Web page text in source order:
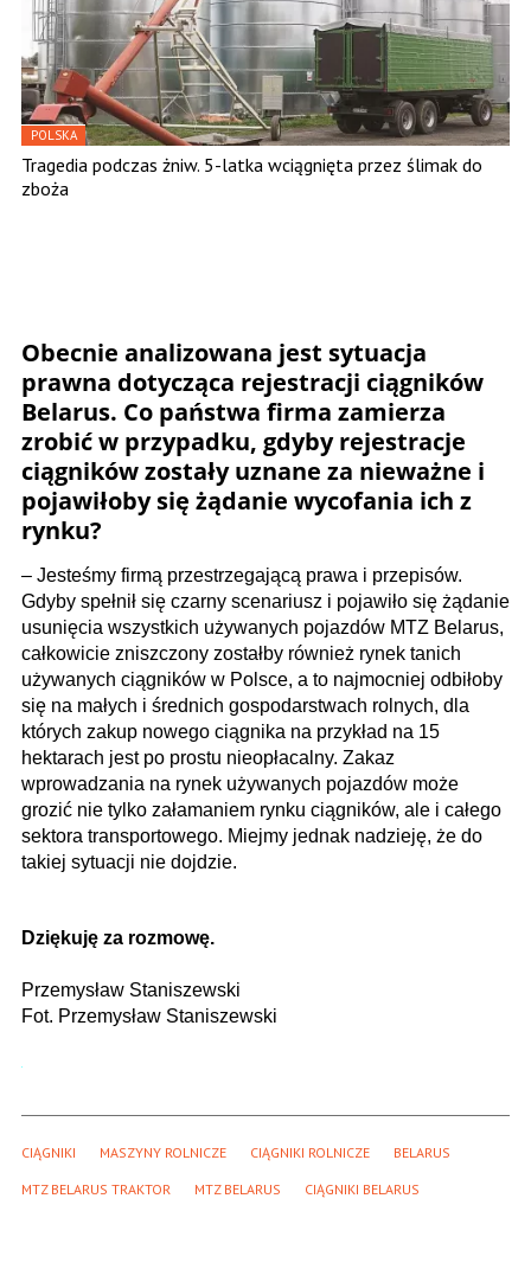
POLSKA
Tragedia podczas żniw. 5-latka wciągnięta przez ślimak do
zboża
Obecnie analizowana jest sytuacja
prawna dotycząca rejestracji ciągników
Belarus. Co państwa firma zamierza
zrobić w przypadku, gdyby rejestracje
ciągników zostały uznane za nieważne i
pojawiłoby się żądanie wycofania ich z
rynku?
– Jesteśmy firmą przestrzegającą prawa i przepisów.
Gdyby spełnił się czarny scenariusz i pojawiło się żądanie
usunięcia wszystkich używanych pojazdów MTZ Belarus,
całkowicie zniszczony zostałby również rynek tanich
używanych ciągników w Polsce, a to najmocniej odbiłoby
się na małych i średnich gospodarstwach rolnych, dla
których zakup nowego ciągnika na przykład na 15
hektarach jest po prostu nieopłacalny. Zakaz
wprowadzania na rynek używanych pojazdów może
grozić nie tylko załamaniem rynku ciągników, ale i całego
sektora transportowego. Miejmy jednak nadzieję, że do
takiej sytuacji nie dojdzie.
Dziękuję za rozmowę.
Przemysław Staniszewski
Fot. Przemysław Staniszewski
CIĄGNIKI MASZYNY ROLNICZE CIĄGNIKI ROLNICZE BELARUS
MTZ BELARUS TRAKTOR MTZ BELARUS CIĄGNIKI BELARUS